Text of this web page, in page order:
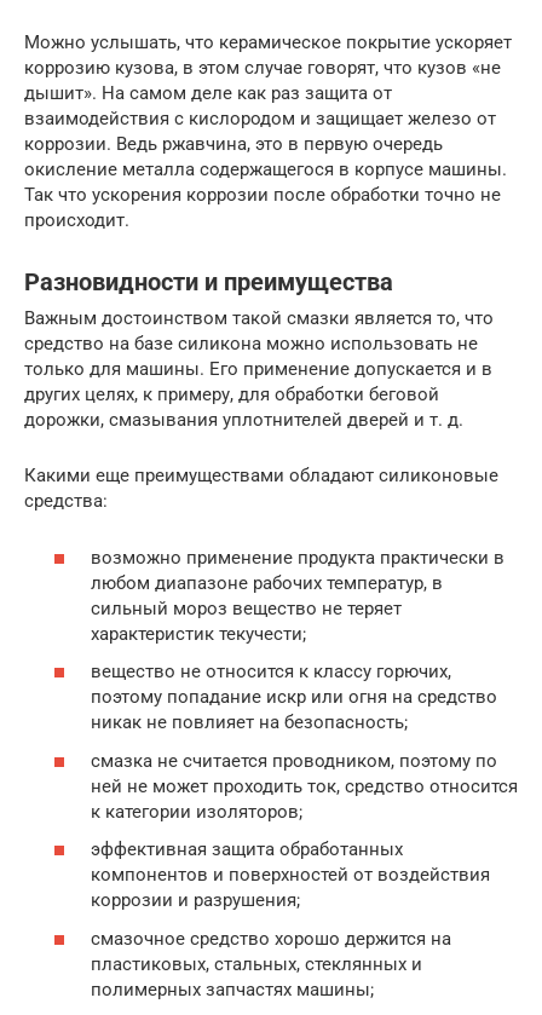
Можно услышать, что керамическое покрытие ускоряет
коррозию кузова, в этом случае говорят, что кузов «не
дышит». На самом деле как раз защита от
взаимодействия с кислородом и защищает железо от
коррозии. Ведь ржавчина, это в первую очередь
окисление металла содержащегося в корпусе машины.
Так что ускорения коррозии после обработки точно не
происходит.
Разновидности и преимущества
Важным достоинством такой смазки является то, что
средство на базе силикона можно использовать не
только для машины. Его применение допускается и в
других целях, к примеру, для обработки беговой
дорожки, смазывания уплотнителей дверей и т. д.
Какими еще преимуществами обладают силиконовые
средства:
возможно применение продукта практически в
любом диапазоне рабочих температур, в
сильный мороз вещество не теряет
характеристик текучести;
вещество не относится к классу горючих,
поэтому попадание искр или огня на средство
никак не повлияет на безопасность;
смазка не считается проводником, поэтому по
ней не может проходить ток, средство относится
к категории изоляторов;
эффективная защита обработанных
компонентов и поверхностей от воздействия
коррозии и разрушения;
смазочное средство хорошо держится на
пластиковых, стальных, стеклянных и
полимерных запчастях машины;